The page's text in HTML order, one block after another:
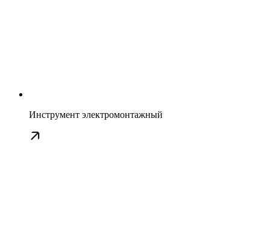
Инструмент электромонтажный